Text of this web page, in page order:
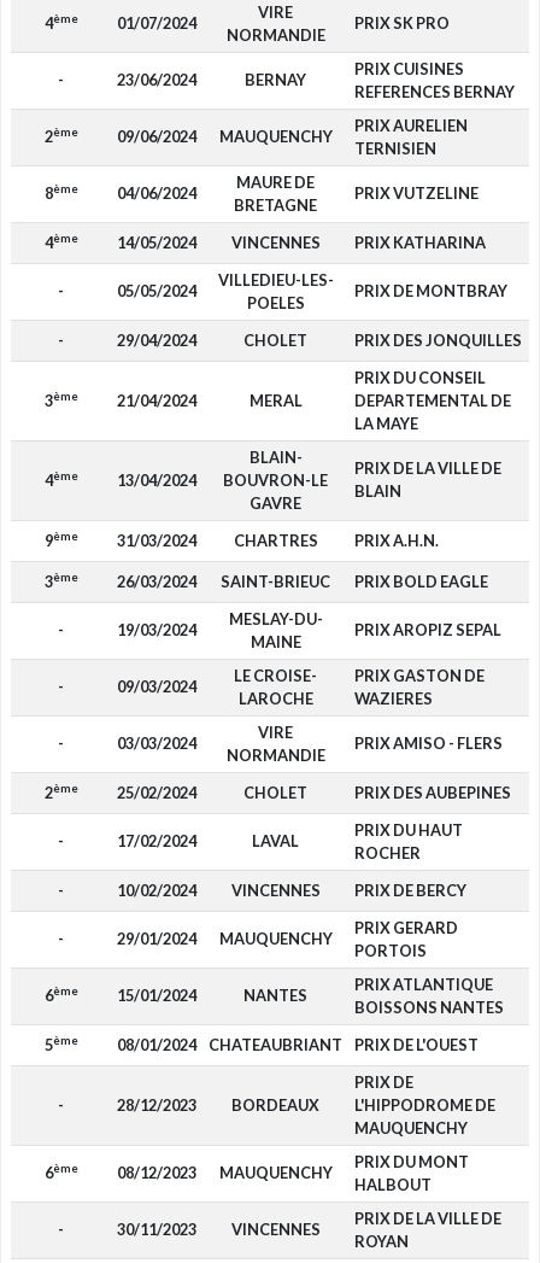
4ème 01/07/2024
VIRE
NORMANDIE
PRIX SK PRO
- 23/06/2024 BERNAY
PRIX CUISINES
REFERENCES BERNAY
2ème 09/06/2024 MAUQUENCHY
PRIX AURELIEN
TERNISIEN
8ème 04/06/2024
MAURE DE
BRETAGNE
PRIX VUTZELINE
4ème 14/05/2024 VINCENNES PRIX KATHARINA
- 05/05/2024
VILLEDIEU-LES-
POELES
PRIX DE MONTBRAY
- 29/04/2024 CHOLET PRIX DES JONQUILLES
3ème 21/04/2024 MERAL
PRIX DU CONSEIL
DEPARTEMENTAL DE
LA MAYE
4ème 13/04/2024
BLAIN-
BOUVRON-LE
GAVRE
PRIX DE LA VILLE DE
BLAIN
9ème 31/03/2024 CHARTRES PRIX A.H.N.
3ème 26/03/2024 SAINT-BRIEUC PRIX BOLD EAGLE
- 19/03/2024
MESLAY-DU-
MAINE
PRIX AROPIZ SEPAL
- 09/03/2024
LE CROISE-
LAROCHE
PRIX GASTON DE
WAZIERES
- 03/03/2024
VIRE
NORMANDIE
PRIX AMISO - FLERS
2ème 25/02/2024 CHOLET PRIX DES AUBEPINES
- 17/02/2024 LAVAL
PRIX DU HAUT
ROCHER
-
10/02/2024 VINCENNES PRIX DE BERCY
- 29/01/2024 MAUQUENCHY
PRIX GERARD
PORTOIS
6ème 15/01/2024 NANTES
PRIX ATLANTIQUE
BOISSONS NANTES
5ème 08/01/2024 CHATEAUBRIANT PRIX DE L'OUEST
- 28/12/2023 BORDEAUX
PRIX DE
L'HIPPODROME DE
MAUQUENCHY
6ème 08/12/2023 MAUQUENCHY
PRIX DU MONT
HALBOUT
- 30/11/2023 VINCENNES
PRIX DE LA VILLE DE
ROYAN